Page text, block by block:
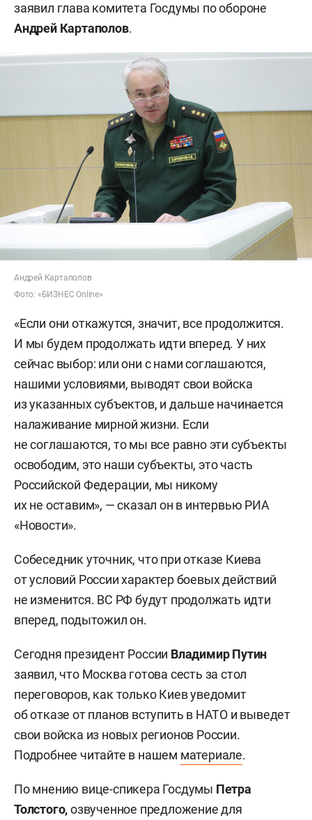
заявил глава комитета Госдумы по обороне
Андрей Картаполов.
Андрей Картаполов
Фото: «БИЗНЕС Online»
«Если они откажутся, значит, все продолжится.
И мы будем продолжать идти вперед. У них
сейчас выбор: или они с нами соглашаются,
нашими условиями, выводят свои войска
из указанных субъектов, и дальше начинается
налаживание мирной жизни. Если
не соглашаются, то мы все равно эти субъекты
освободим, это наши субъекты, это часть
Российской Федерации, мы никому
их не оставим», — сказал он в интервью РИА
«Новости».
Собеседник уточник, что при отказе Киева
от условий России характер боевых действий
не изменится. ВС РФ будут продолжать идти
вперед, подытожил он.
Сегодня президент России Владимир Путин
заявил, что Москва готова сесть за стол
переговоров, как только Киев уведомит
об отказе от планов вступить в НАТО и выведет
свои войска из новых регионов России.
Подробнее читайте в нашем материале.
По мнению вице-спикера Госдумы Петра
Толстого,озвученное предложение для